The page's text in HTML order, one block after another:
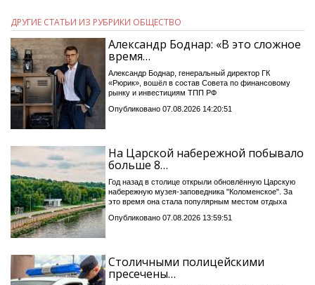
ДРУГИЕ СТАТЬИ ИЗ РУБРИКИ ОБЩЕСТВО
Александр Боднар: «В это сложное
время…
Александр Боднар, генеральный директор ГК
«Рюрик», вошёл в состав Совета по финансовому
рынку и инвестициям ТПП РФ
Опубликовано 07.08.2026 14:20:51
На Царской набережной побывало
больше 8…
Год назад в столице открыли обновлённую Царскую
набережную музея-заповедника "Коломенское". За
это время она стала популярным местом отдыха
Опубликовано 07.08.2026 13:59:51
Столичными полицейскими
пресечены…